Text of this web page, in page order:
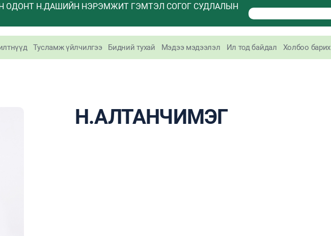
ОДОНТ Н.ДАШИЙН НЭРЭМЖИТ ГЭМТЭЛ СОГОГ СУДЛАЛЫН
Тусламж үйлчилгээ Бидний тухай Мэдээ мэдээлэл Ил тод байдал Холбоо барих
Н.АЛТАНЧИМЭГ